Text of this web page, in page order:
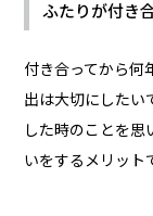
ふたりが付き
付き合ってから何
出は大切にしたい
した時のことを思
いをするメリット